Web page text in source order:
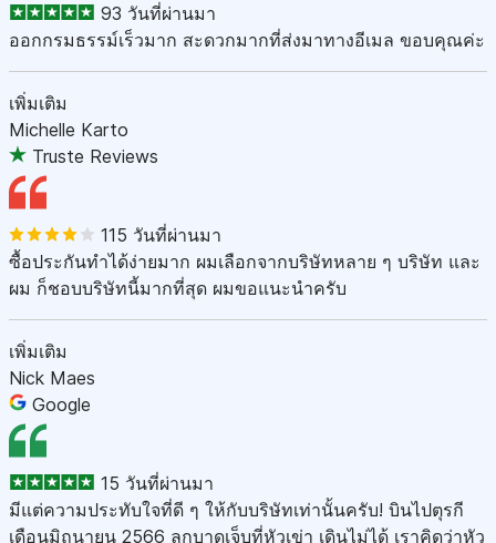
93 วันที่ผ่านมา
ออกกรมธรรม์เร็วมาก สะดวกมากที่ส่งมาทางอีเมล ขอบคุณค่ะ
เพิ่มเติม
Michelle Karto
Truste Reviews
115 วันที่ผ่านมา
ซื้อประกันทำได้ง่ายมาก ผมเลือกจากบริษัทหลาย ๆ บริษัท และ
ผม ก็ชอบบริษัทนี้มากที่สุด ผมขอแนะนำครับ
เพิ่มเติม
Nick Maes
Google
15 วันที่ผ่านมา
มีแต่ความประทับใจที่ดี ๆ ให้กับบริษัทเท่านั้นครับ! บินไปตุรกี
เดือนมิถุนายน 2566 ลูกบาดเจ็บที่หัวเข่า เดินไม่ได้ เราคิดว่าหัว